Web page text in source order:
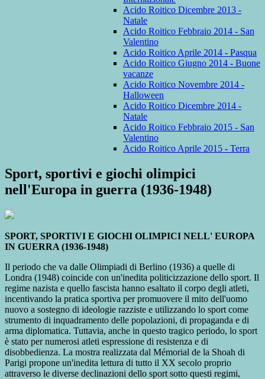
Acido Roitico Dicembre 2013 -
Natale
Acido Roitico Febbraio 2014 - San
Valentino
Acido Roitico Aprile 2014 - Pasqua
Acido Roitico Giugno 2014 - Buone
vacanze
Acido Roitico Novembre 2014 -
Halloween
Acido Roitico Dicembre 2014 -
Natale
Acido Roitico Febbraio 2015 - San
Valentino
Acido Roitico Aprile 2015 - Terra
Sport, sportivi e giochi olimpici
nell'Europa in guerra (1936-1948)
SPORT, SPORTIVI E GIOCHI OLIMPICI NELL' EUROPA
IN GUERRA (1936-1948)
Il periodo che va dalle Olimpiadi di Berlino (1936) a quelle di
Londra (1948) coincide con un'inedita politicizzazione dello sport. Il
regime nazista e quello fascista hanno esaltato il corpo degli atleti,
incentivando la pratica sportiva per promuovere il mito dell'uomo
nuovo a sostegno di ideologie razziste e utilizzando lo sport come
strumento di inquadramento delle popolazioni, di propaganda e di
arma diplomatica. Tuttavia, anche in questo tragico periodo, lo sport
è stato per numerosi atleti espressione di resistenza e di
disobbedienza. La mostra realizzata dal Mémorial de la Shoah di
Parigi propone un'inedita lettura di tutto il XX secolo proprio
attraverso le diverse declinazioni dello sport sotto questi regimi,